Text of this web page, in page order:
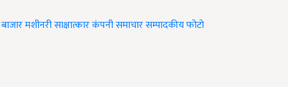
बाजारमशीनरीसाक्षात्कारकंपनी समाचारसम्पादकीयफोटो